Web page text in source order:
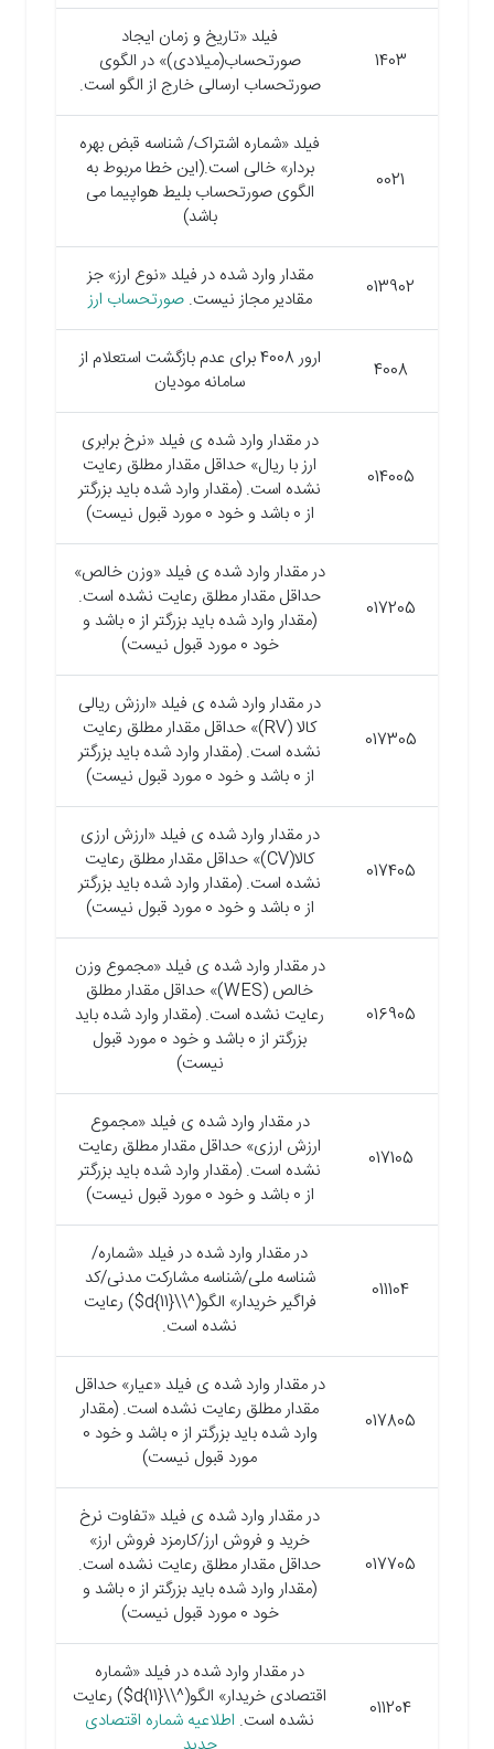
1403
فیلد «تاریخ و زمان ایجاد
صورتحساب(میلادی)» در الگوی
صورتحساب ارسالی خارج از الگو است.
0021
فیلد «شماره اشتراک/ شناسه قبض بهره
بردار» خالی است.(این خطا مربوط به
الگوی صورتحساب بلیط هواپیما می
باشد)
013902
مقدار وارد شده در فیلد «نوع ارز» جز
مقادیر مجاز نیست.صورتحساب ارز
4008
ارور 4008 برای عدم بازگشت استعلام از
سامانه مودیان
014005
در مقدار وارد شده ی فیلد «نرخ برابری
ارز با ریال» حداقل مقدار مطلق رعایت
نشده است. (مقدار وارد شده باید بزرگتر
از 0 باشد و خود 0 مورد قبول نیست)
017205
در مقدار وارد شده ی فیلد «وزن خالص»
حداقل مقدار مطلق رعایت نشده است.
(مقدار وارد شده باید بزرگتر از 0 باشد و
خود 0 مورد قبول نیست)
017305
در مقدار وارد شده ی فیلد «ارزش ریالی
کالا (RV)» حداقل مقدار مطلق رعایت
نشده است. (مقدار وارد شده باید بزرگتر
از 0 باشد و خود 0 مورد قبول نیست)
017405
در مقدار وارد شده ی فیلد «ارزش ارزی
کالا(CV)» حداقل مقدار مطلق رعایت
نشده است. (مقدار وارد شده باید بزرگتر
از 0 باشد و خود 0 مورد قبول نیست)
016905
در مقدار وارد شده ی فیلد «مجموع وزن
خالص (WES)» حداقل مقدار مطلق
رعایت نشده است. (مقدار وارد شده باید
بزرگتر از 0 باشد و خود 0 مورد قبول
نیست)
017105
در مقدار وارد شده ی فیلد «مجموع
ارزش ارزی» حداقل مقدار مطلق رعایت
نشده است. (مقدار وارد شده باید بزرگتر
از 0 باشد و خود 0 مورد قبول نیست)
011104
در مقدار وارد شده در فیلد «شماره/
شناسه ملی/شناسه مشارکت مدنی/کد
فراگیر خریدار» الگو(^\\d{11}$) رعایت
نشده است.
017805
در مقدار وارد شده ی فیلد «عیار» حداقل
مقدار مطلق رعایت نشده است. (مقدار
وارد شده باید بزرگتر از 0 باشد و خود 0
مورد قبول نیست)
017705
در مقدار وارد شده ی فیلد «تفاوت نرخ
خرید و فروش ارز/کارمزد فروش ارز»
حداقل مقدار مطلق رعایت نشده است.
(مقدار وارد شده باید بزرگتر از 0 باشد و
خود 0 مورد قبول نیست)
011204
در مقدار وارد شده در فیلد «شماره
اقتصادی خریدار» الگو(^\\d{11}$) رعایت
نشده است. اطلاعیه شماره اقتصادی